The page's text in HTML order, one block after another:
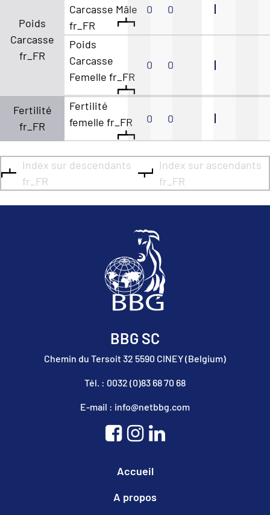
Poids
Carcasse
fr_FR
Carcasse Mâle
fr_FR
0 0
Poids
Carcasse
Femelle fr_FR
0 0
Fertilité
fr_FR
Fertilité
femelle fr_FR
0 0
Index sur descendants
fr_FR
Index sur ascendants
fr_FR
BBG SC
Chemin du Tersoit 32 5590 CINEY (Belgium)
Tél. : 0032 (0)83 68 70 68
E-mail : info@netbbg.com
Accueil
A propos